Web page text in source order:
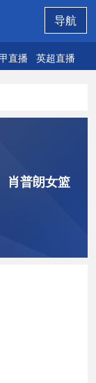
导航
直播 英超直播
肖普朗女篮